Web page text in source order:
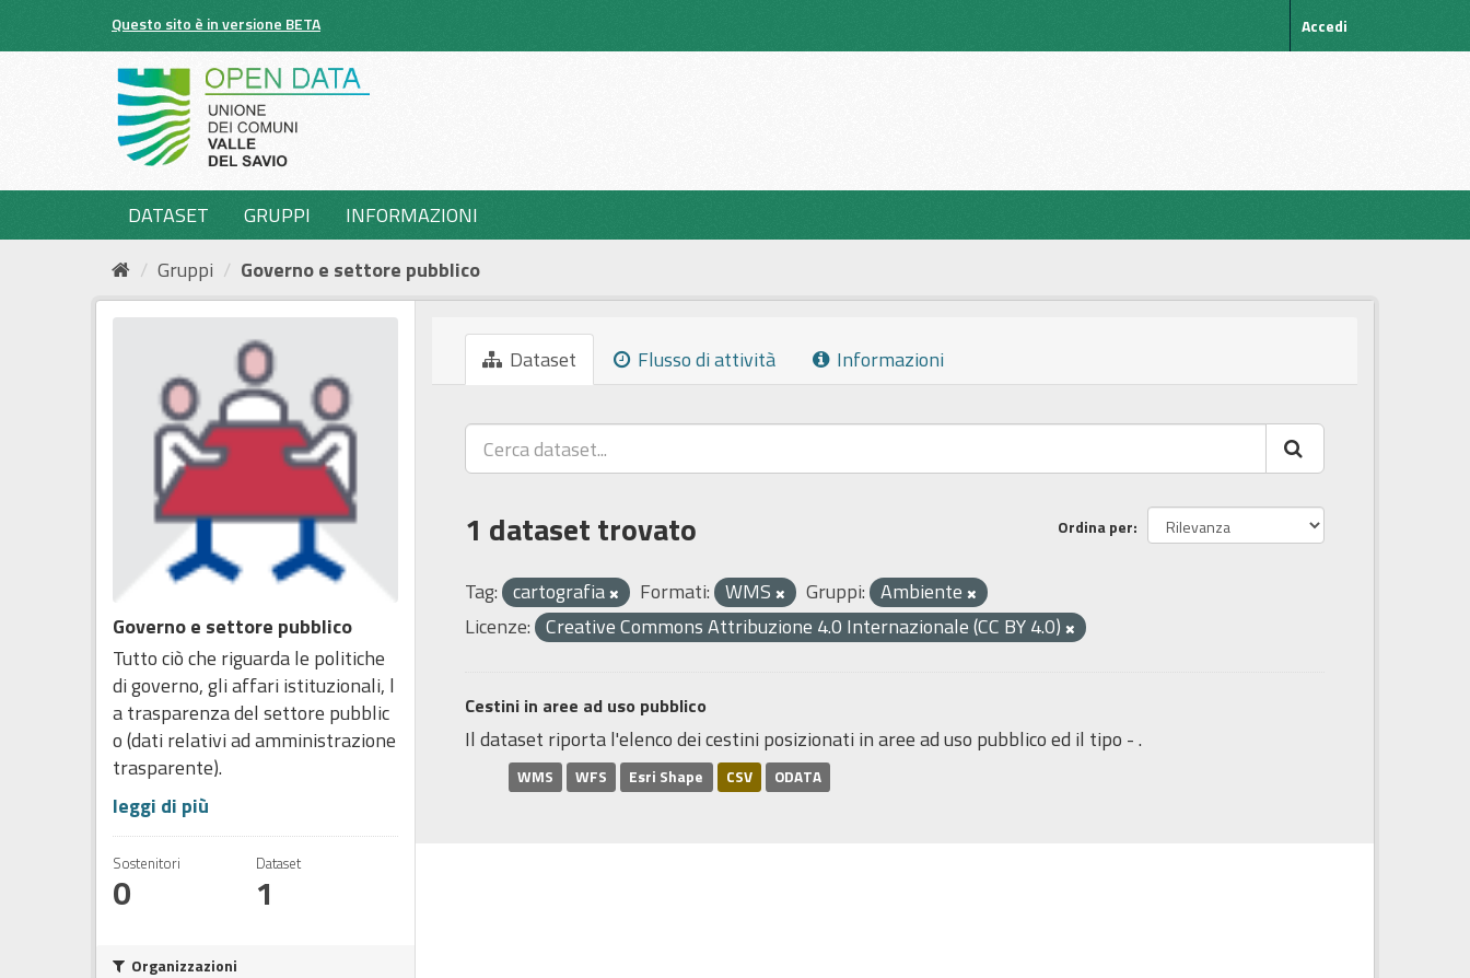
Questo sito è in versione BETA Accedi
DATASET GRUPPI
INFORMAZIONI
Gruppi
Governo e settore pubblico
Governo e settore pubblico
Tutto ciò che riguarda le politiche
di governo, gli affari istituzionali, l
a trasparenza del settore pubblic
o (dati relativi ad amministrazione
trasparente).
leggi di più
Sostenitori
0
Dataset
1
Organizzazioni
Dataset Flusso di attività Informazioni
Ordina per
1 dataset trovato
Tag: cartografia Formati: WMS Gruppi: Ambiente
Licenze: Creative Commons Attribuzione 4.0 Internazionale (CC BY 4.0)
Cestini in aree ad uso pubblico
Il dataset riporta l'elenco dei cestini posizionati in aree ad uso pubblico ed il tipo - .
WMS WFS Esri Shape CSV ODATA